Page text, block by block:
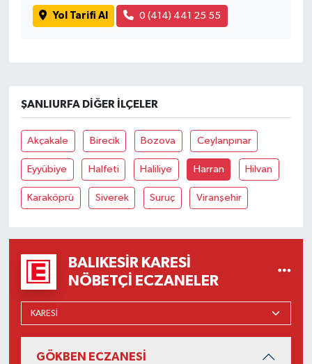
Yol Tarifi Al 0 (414) 441 25 55
ŞANLIURFA DIĞER İLÇELER
Akçakale Birecik Bozova Ceylanpınar
Eyyübiye Halfeti Haliliye Harran Hilvan
Karaköprü Siverek Suruç Viranşehir
BALIKESIR KARESI
NÖBETÇI ECZANELER
GÖKBEN ECZANESİ
MAGAZİN
MANŞET
Manyas
OLAY
Resmi İlanlar
SAĞLIK
Savaştepe